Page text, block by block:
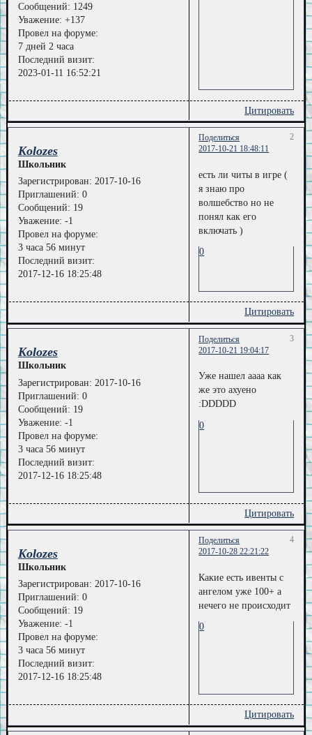
Сообщений: 1249
Уважение: +137
Провел на форуме:
7 дней 2 часа
Последний визит:
2023-01-11 16:52:21
Цитировать
Поделиться
2
2017-10-21 18:48:11
Kolozes
Школьник
Зарегистрирован: 2017-10-16
Приглашений: 0
Сообщений: 19
Уважение: -1
Провел на форуме:
3 часа 56 минут
Последний визит:
2017-12-16 18:25:48
есть ли читы в игре (
я знаю про
волшебство но не
понял как его
включать )
0
Цитировать
Поделиться
3
2017-10-21 19:04:17
Kolozes
Школьник
Зарегистрирован: 2017-10-16
Приглашений: 0
Сообщений: 19
Уважение: -1
Провел на форуме:
3 часа 56 минут
Последний визит:
2017-12-16 18:25:48
Уже нашел аааа как
же это ахуено
:DDDDD
0
Цитировать
Поделиться
4
2017-10-28 22:21:22
Kolozes
Школьник
Зарегистрирован: 2017-10-16
Приглашений: 0
Сообщений: 19
Уважение: -1
Провел на форуме:
3 часа 56 минут
Последний визит:
2017-12-16 18:25:48
Какие есть ивенты с
ангелом уже 100+ а
нечего не происходит
0
Цитировать